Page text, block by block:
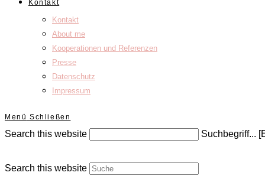
Kontakt
Kontakt
About me
Kooperationen und Referenzen
Presse
Datenschutz
Impressum
Menü Schließen
Search this website Suchbegriff...
Search this website